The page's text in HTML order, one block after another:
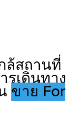
ล้สถานที่
รเดินทาง
ขาย For